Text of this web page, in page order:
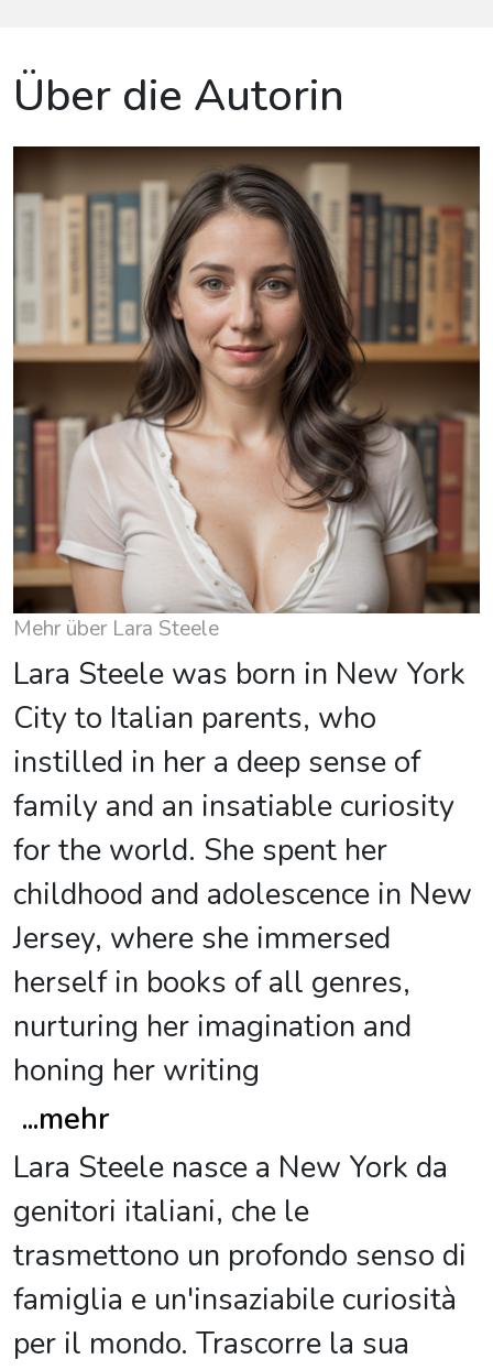
Über die Autorin
Mehr über Lara Steele
Lara Steele was born in New York
City to Italian parents, who
instilled in her a deep sense of
family and an insatiable curiosity
for the world. She spent her
childhood and adolescence in New
Jersey, where she immersed
herself in books of all genres,
nurturing her imagination and
honing her writing
...mehr
Lara Steele nasce a New York da
genitori italiani, che le
trasmettono un profondo senso di
famiglia e un'insaziabile curiosità
per il mondo. Trascorre la sua